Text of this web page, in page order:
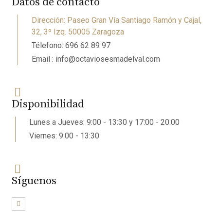
Dirección: Paseo Gran Vía Santiago Ramón y Cajal,
32, 3º Izq. 50005 Zaragoza
Télefono: 696 62 89 97
Email : info@octaviosesmadelval.com
Disponibilidad
Lunes a Jueves: 9:00 - 13:30 y 17:00 - 20:00
Viernes: 9:00 - 13:30
Síguenos